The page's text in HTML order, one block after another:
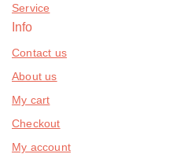
Service
Info
Contact us
About us
My cart
Checkout
My account